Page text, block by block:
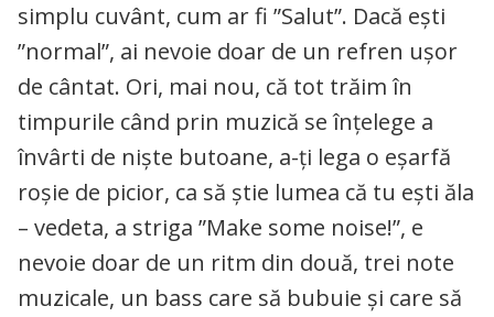
simplu cuvânt, cum ar fi ”Salut”. Dacă ești
”normal”, ai nevoie doar de un refren ușor
de cântat. Ori, mai nou, că tot trăim în
timpurile când prin muzică se înțelege a
învârti de niște butoane, a-ți lega o eșarfă
roșie de picior, ca să știe lumea că tu ești ăla
– vedeta, a striga ”Make some noise!”, e
nevoie doar de un ritm din două, trei note
muzicale, un bass care să bubuie și care să